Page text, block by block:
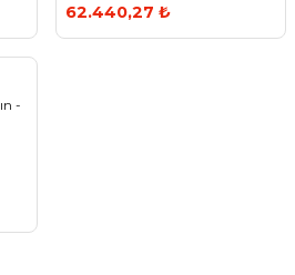
62.440,27 ₺
-